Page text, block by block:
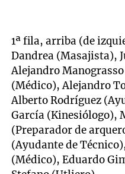
1ª fila, arriba (de
Dandrea (Masajista),
Alejandro
(Médico), Alejandro
Alberto Rodríguez
García (Kinesiólogo),
(Preparador de
(Ayudante de
(Médico), Eduardo